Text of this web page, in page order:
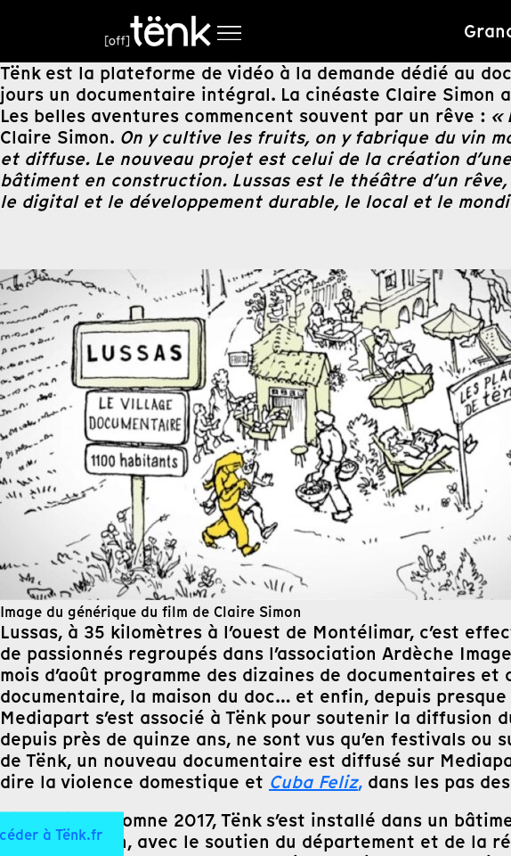
à Tënk.fr
Tënk est la plateforme de vidéo à la demande dédié au
jours un documentaire intégral. La cinéaste Claire
Les belles aventures commencent souvent par un rêve : «
Claire Simon. On y cultive les fruits, on y fabrique du vin
et diffuse. Le nouveau projet est celui de la création
bâtiment en construction. Lussas est le théâtre d’un
le digital et le développement durable, le local et le
Image du générique du film de Claire Simon
Lussas, à 35 kilomètres à l’ouest de Montélimar, c’est
de passionnés regroupés dans l’association Ardèche
mois d’août programme des dizaines de documentaires
documentaire, la maison du doc… et enfin, depuis
Mediapart s’est associé à Tënk pour soutenir la
depuis près de quinze ans, ne sont vus qu’en festivals
de Tënk, un nouveau documentaire est diffusé sur
dire la violence domestique et Cuba Feliz, dans les pas
Si depuis l’automne 2017, Tënk s’est installé dans un
Berg et Coiron, avec le soutien du département et de la